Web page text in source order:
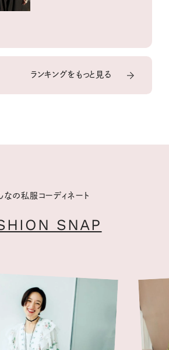
ランキングをもっと見る
なの私服コーディネート
SNAP